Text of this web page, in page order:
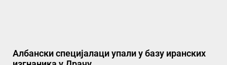
Албански специјалаци упали у базу иранских